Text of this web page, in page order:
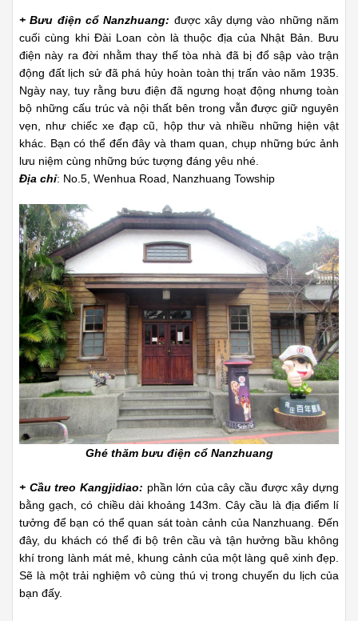
+ Bưu điện cổ Nanzhuang: được xây dựng vào những năm
cuối cùng khi Đài Loan còn là thuộc địa của Nhật Bản. Bưu
điện này ra đời nhằm thay thế tòa nhà đã bị đổ sập vào trận
động đất lịch sử đã phá hủy hoàn toàn thị trấn vào năm 1935.
Ngày nay, tuy rằng bưu điện đã ngưng hoạt động nhưng toàn
bộ những cấu trúc và nội thất bên trong vẫn được giữ nguyên
vẹn, như chiếc xe đạp cũ, hộp thư và nhiều những hiện vật
khác. Bạn có thể đến đây và tham quan, chụp những bức ảnh
lưu niệm cùng những bức tượng đáng yêu nhé.
Địa chỉ: No.5, Wenhua Road, Nanzhuang Towship
Ghé thăm bưu điện cổ Nanzhuang
+ Cầu treo Kangjidiao: phần lớn của cây cầu được xây dựng
bằng gạch, có chiều dài khoảng 143m. Cây cầu là địa điểm lí
tưởng để bạn có thể quan sát toàn cảnh của Nanzhuang. Đến
đây, du khách có thể đi bộ trên cầu và tận hưởng bầu không
khí trong lành mát mẻ, khung cảnh của một làng quê xinh đẹp.
Sẽ là một trải nghiệm vô cùng thú vị trong chuyến du lịch của
bạn đấy.